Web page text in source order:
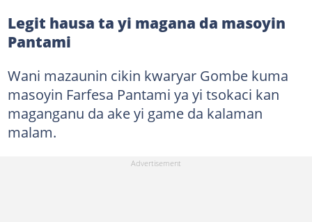
Legit hausa ta yi magana da masoyin
Pantami
Wani mazaunin cikin kwaryar Gombe kuma
masoyin Farfesa Pantami ya yi tsokaci kan
maganganu da ake yi game da kalaman
malam.